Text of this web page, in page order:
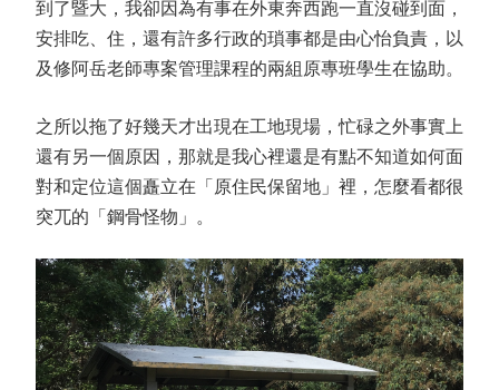
到了暨大，我卻因為有事在外東奔西跑一直沒碰到面，
安排吃、住，還有許多行政的瑣事都是由心怡負責，以
及修阿岳老師專案管理課程的兩組原專班學生在協助。
之所以拖了好幾天才出現在工地現場，忙碌之外事實上
還有另一個原因，那就是我心裡還是有點不知道如何面
對和定位這個矗立在「原住民保留地」裡，怎麼看都很
突兀的「鋼骨怪物」。